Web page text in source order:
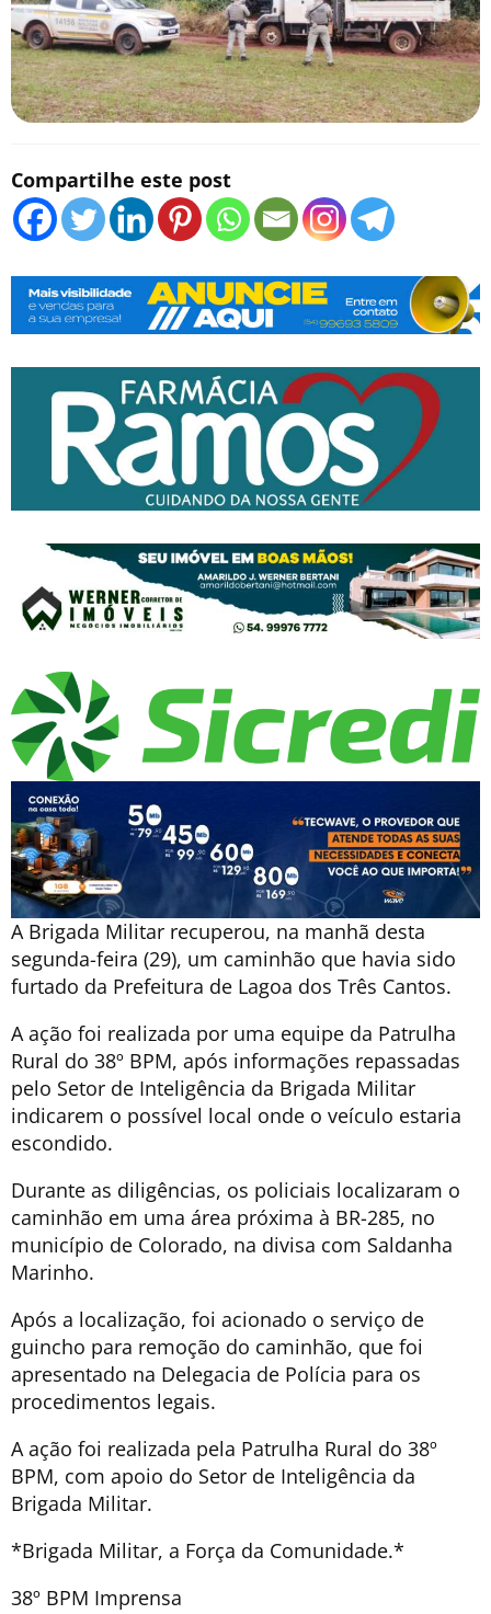
Compartilhe este post
A Brigada Militar recuperou, na manhã desta
segunda-feira (29), um caminhão que havia sido
furtado da Prefeitura de Lagoa dos Três Cantos.
A ação foi realizada por uma equipe da Patrulha
Rural do 38º BPM, após informações repassadas
pelo Setor de Inteligência da Brigada Militar
indicarem o possível local onde o veículo estaria
escondido.
Durante as diligências, os policiais localizaram o
caminhão em uma área próxima à BR-285, no
município de Colorado, na divisa com Saldanha
Marinho.
Após a localização, foi acionado o serviço de
guincho para remoção do caminhão, que foi
apresentado na Delegacia de Polícia para os
procedimentos legais.
A ação foi realizada pela Patrulha Rural do 38º
BPM, com apoio do Setor de Inteligência da
Brigada Militar.
*Brigada Militar, a Força da Comunidade.*
38º BPM Imprensa